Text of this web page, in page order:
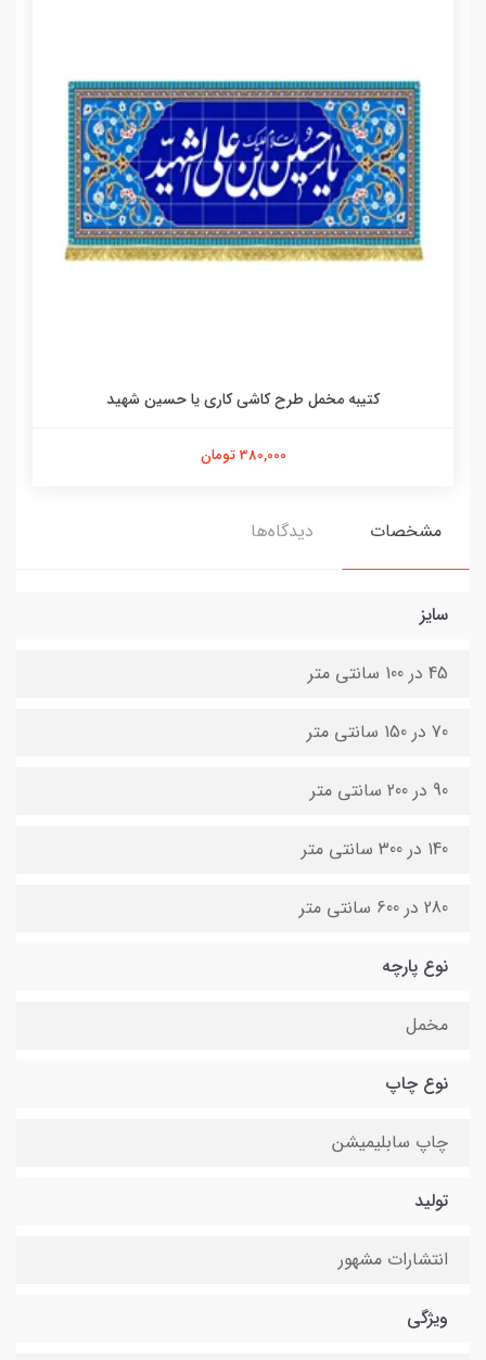
کتیبه مخمل طرح کاشی کاری یا حسین شهید
380,000 تومان
مشخصات دیدگاه‌ها
سایز
45 در 100 سانتی متر
70 در 150 سانتی متر
90 در 200 سانتی متر
140 در 300 سانتی متر
280 در 600 سانتی متر
نوع پارچه
مخمل
نوع چاپ
چاپ سابلیمیشن
تولید
انتشارات مشهور
ویژگی